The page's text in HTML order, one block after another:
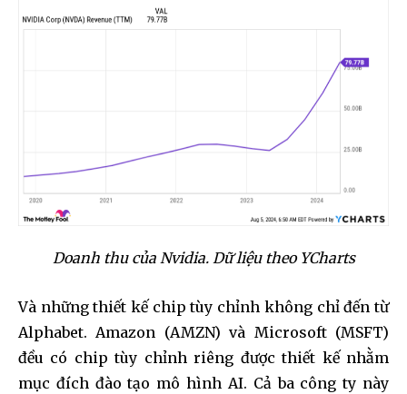
I've read and accept thePrivacy Policy.
11,243
Doanh thu của Nvidia. Dữ liệu theo YCharts
Và những thiết kế chip tùy chỉnh không chỉ đến từ
Alphabet. Amazon (AMZN) và Microsoft (MSFT)
đều có chip tùy chỉnh riêng được thiết kế nhằm
mục đích đào tạo mô hình AI. Cả ba công ty này